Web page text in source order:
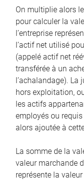
On multiplie alors
pour calculer la
l’entreprise
l’actif net utilisé
(appelé actif net
transférée à un
l’achalandage). La
hors exploitation,
les actifs
employés ou
alors ajoutée à
La somme de la
valeur marchande
représente la